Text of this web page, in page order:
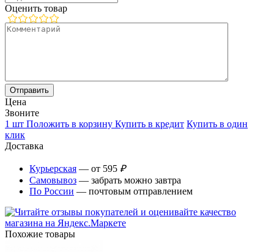
Оценить товар
Цена
Звоните
1 шт Положить в корзину Купить в кредит Купить в один
клик
Доставка
Курьерская — от 595 ₽
Самовывоз — забрать можно завтра
По России — почтовым отправлением
Похожие товары